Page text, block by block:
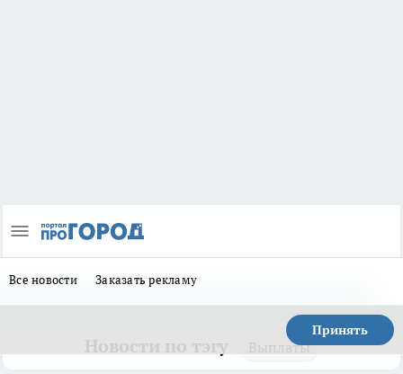
Все новости Заказать рекламу
Принять
Выплаты